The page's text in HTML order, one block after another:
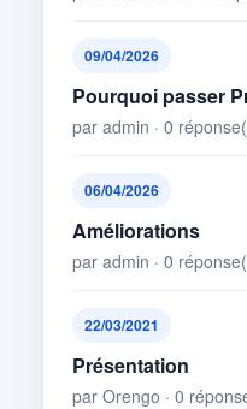
09/04/2026
Pourquoi passer
par admin · 0
06/04/2026
Améliorations
par admin · 0
22/03/2021
Présentation
par Orengo · 0